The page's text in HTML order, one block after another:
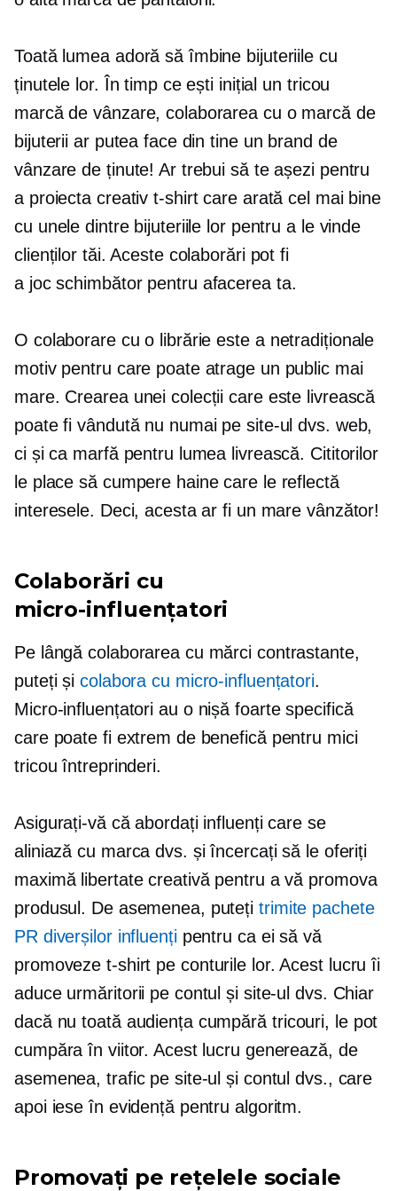
Toată lumea adoră să îmbine bijuteriile cu
ținutele lor. În timp ce ești inițial un tricou
marcă de vânzare, colaborarea cu o marcă de
bijuterii ar putea face din tine un brand de
vânzare de ținute! Ar trebui să te așezi pentru
a proiecta creativt-shirtcare arată cel mai bine
cu unele dintre bijuteriile lor pentru a le vinde
clienților tăi. Aceste colaborări pot fi
a joc schimbătorpentru afacerea ta.
O colaborare cu o librărie este a netradiționale
motiv pentru care poate atrage un public mai
mare. Crearea unei colecții care este livrească
poate fi vândută nu numai pe site-ul dvs. web,
ci și ca marfă pentru lumea livrească. Cititorilor
le place să cumpere haine care le reflectă
interesele. Deci, acesta ar fi un mare vânzător!
Colaborări cu
micro-influențatori
Pe lângă colaborarea cu mărci contrastante,
puteți șicolabora cu micro-influențatori.
Micro-influențatori au o nișă foarte specifică
care poate fi extrem de benefică pentru mici
tricou întreprinderi.
Asigurați-vă că abordați influenți care se
aliniază cu marca dvs. și încercați să le oferiți
maximă libertate creativă pentru a vă promova
produsul. De asemenea, puteți trimite pachete
PR diverșilor influențipentru ca ei să vă
promovezet-shirt pe conturile lor. Acest lucru îi
aduce urmăritorii pe contul și site-ul dvs. Chiar
dacă nu toată audiența cumpără tricouri, le pot
cumpăra în viitor. Acest lucru generează, de
asemenea, trafic pe site-ul și contul dvs., care
apoi iese în evidență pentru algoritm.
Promovați pe rețelele sociale